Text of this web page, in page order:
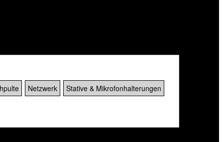
Netzwerk
Stative & Mikrofonhalterungen